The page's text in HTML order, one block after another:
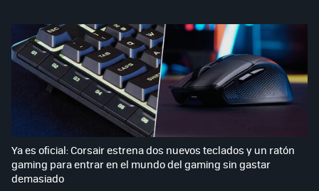
Ya es oficial: Corsair estrena dos nuevos teclados y un ratón
gaming para entrar en el mundo del gaming sin gastar
demasiado